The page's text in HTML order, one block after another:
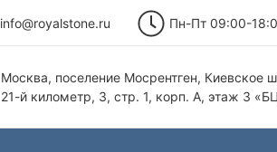
info@royalstone.ru Пн-Пт 09:00-
Москва, поселение Мосрентген, Киевское
21-й километр, 3, стр. 1, корп. А, этаж 3